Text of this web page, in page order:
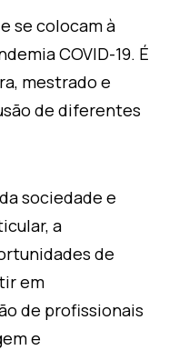
se colocam à
COVID-19. É
mestrado e
de diferentes
sociedade e
a
de
em
de profissionais
e